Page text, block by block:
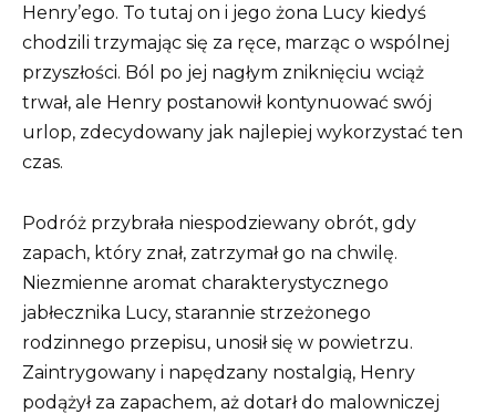
Henry’ego. To tutaj on i jego żona Lucy kiedyś
chodzili trzymając się za ręce, marząc o wspólnej
przyszłości. Ból po jej nagłym zniknięciu wciąż
trwał, ale Henry postanowił kontynuować swój
urlop, zdecydowany jak najlepiej wykorzystać ten
czas.
Podróż przybrała niespodziewany obrót, gdy
zapach, który znał, zatrzymał go na chwilę.
Niezmienne aromat charakterystycznego
jabłecznika Lucy, starannie strzeżonego
rodzinnego przepisu, unosił się w powietrzu.
Zaintrygowany i napędzany nostalgią, Henry
podążył za zapachem, aż dotarł do malowniczej